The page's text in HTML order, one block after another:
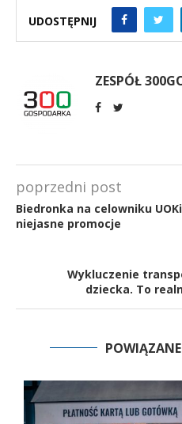
UDOSTĘPNIJ
ZESPÓŁ
poprzedni post
Biedronka na celowniku
niejasne promocje
Wykluczenie
dziecka. To